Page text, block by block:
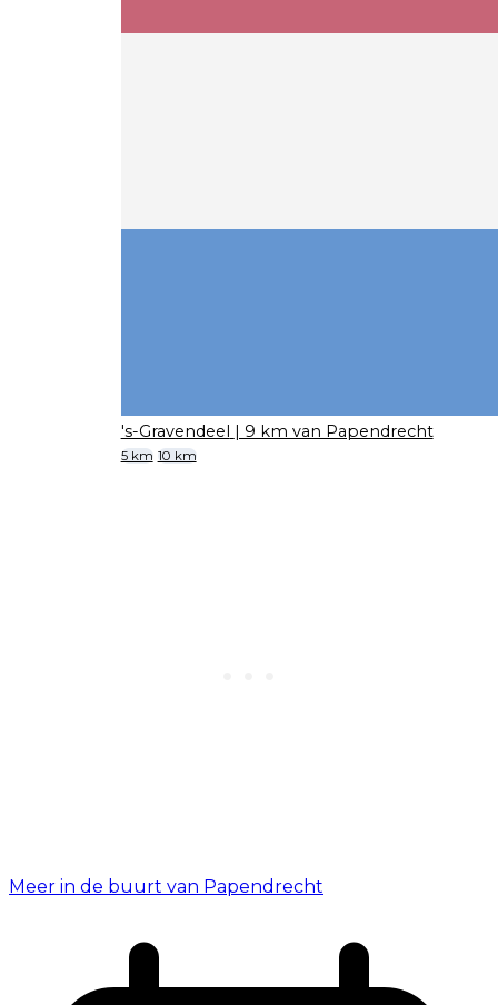
's-Gravendeel | 9 km van Papendrecht
5 km 10 km
Meer in de buurt van Papendrecht